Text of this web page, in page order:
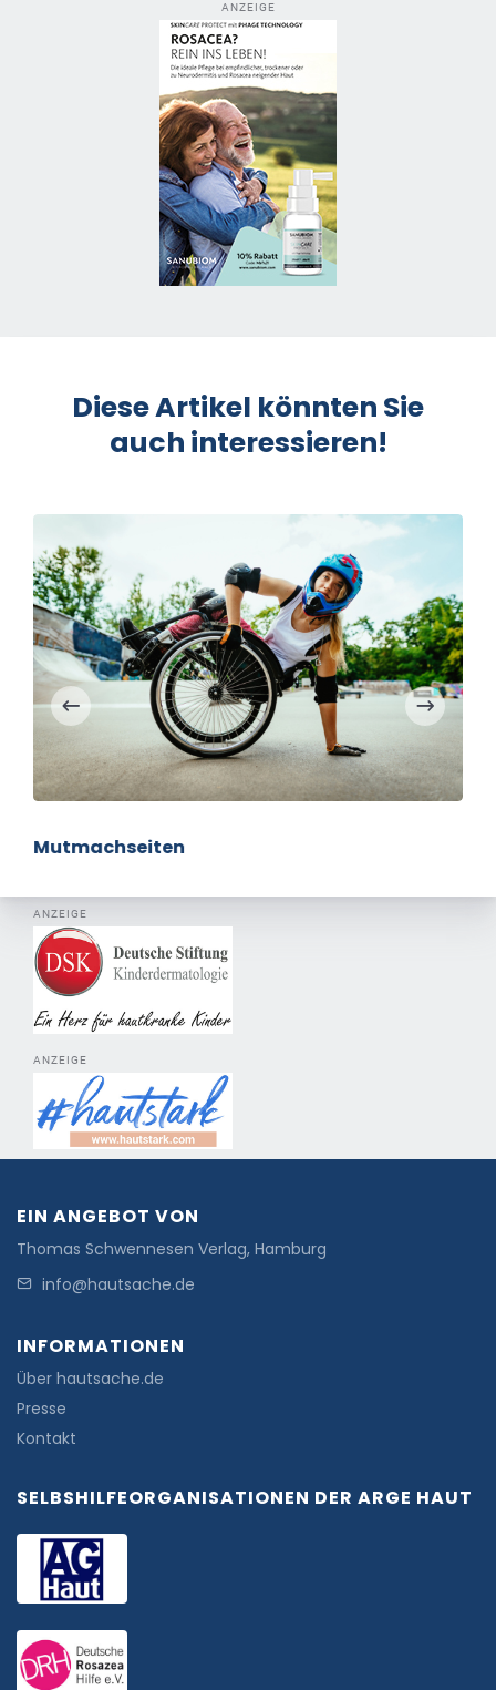
ANZEIGE
Diese Artikel könnten Sie
auch interessieren!
Mutmachseiten
ANZEIGE
ANZEIGE
EIN ANGEBOT VON
Thomas Schwennesen Verlag, Hamburg
info@hautsache.de
INFORMATIONEN
Über hautsache.de
Presse
Kontakt
SELBSHILFEORGANISATIONEN DER ARGE HAUT